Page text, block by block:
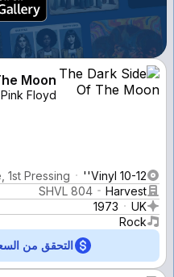
Moon
Pink Floyd
Vinyl 10-12''
1st Pressing
Harvest
SHVL 804
UK
1973
Rock
التحقق من